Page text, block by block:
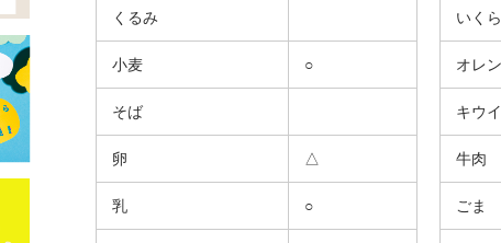
くるみ
小麦 ○
そば
卵 △
乳 ○
いくら
オレ
キウ
牛肉
ごま